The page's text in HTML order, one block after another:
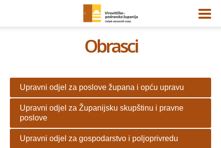
Obrasci
Upravni odjel za poslove župana i opću upravu
Upravni odjel za Županijsku skupštinu i pravne
poslove
Upravni odjel za gospodarstvo i poljoprivredu